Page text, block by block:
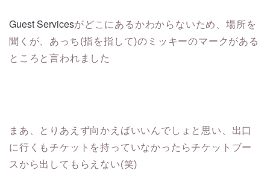
Guest Servicesがどこにあるかわからないため、場所を
聞くが、あっち(指を指して)のミッキーのマークがある
ところと言われました
まあ、とりあえず向かえばいいんでしょと思い、出口
に行くもチケットを持っていなかったらチケットブー
スから出してもらえない(笑)